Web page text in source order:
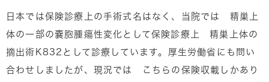
日本では保険診療上の手術式名はなく、当院では 精巣上
体の一部の嚢胞腫瘍性変化として保険診療上 精巣上体の
摘出術K832として診療しています。厚生労働省にも問い
合わせしましたが、現況では こちらの保険収載しかあり